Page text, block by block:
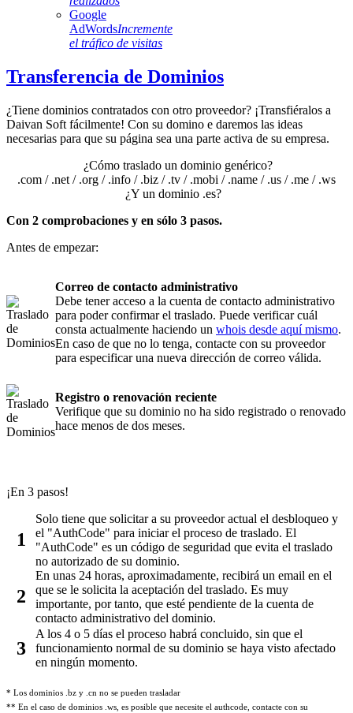
Google
AdWordsIncremente
el tráfico de visitas
Transferencia de Dominios
¿Tiene dominios contratados con otro proveedor? ¡Transfiéralos a
Daivan Soft fácilmente! Con su domino e daremos las ideas
necesarias para que su página sea una parte activa de su empresa.
¿Cómo traslado un dominio genérico?
.com / .net / .org / .info / .biz / .tv / .mobi / .name / .us / .me / .ws
¿Y un dominio .es?
Con 2 comprobaciones y en sólo 3 pasos.
Antes de empezar:
Correo de contacto administrativo
Debe tener acceso a la cuenta de contacto administrativo
para poder confirmar el traslado. Puede verificar cuál
consta actualmente haciendo un whois desde aquí mismo.
En caso de que no lo tenga, contacte con su proveedor
para especificar una nueva dirección de correo válida.
Registro o renovación reciente
Verifique que su dominio no ha sido registrado o renovado
hace menos de dos meses.
¡En 3 pasos!
1
Solo tiene que solicitar a su proveedor actual el desbloqueo y
el "AuthCode" para iniciar el proceso de traslado. El
"AuthCode" es un código de seguridad que evita el traslado
no autorizado de su dominio.
2
En unas 24 horas, aproximadamente, recibirá un email en el
que se le solicita la aceptación del traslado. Es muy
importante, por tanto, que esté pendiente de la cuenta de
contacto administrativo del dominio.
3
A los 4 o 5 días el proceso habrá concluido, sin que el
funcionamiento normal de su dominio se haya visto afectado
en ningún momento.
* Los dominios .bz y .cn no se pueden trasladar
** En el caso de dominios .ws, es posible que necesite el authcode, contacte con su